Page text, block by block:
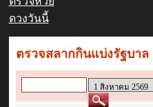
เผา
ผลาญ
ดวงวันนี้